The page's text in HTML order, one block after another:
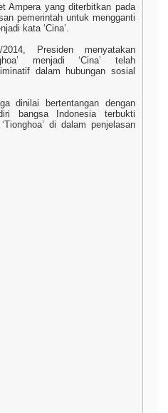
Ampera yang diterbitkan pada
pemerintah untuk mengganti
kata ‘Cina’.
Presiden menyatakan
menjadi ‘Cina’ telah
dalam hubungan sosial
dinilai bertentangan dengan
bangsa Indonesia terbukti
di dalam penjelasan